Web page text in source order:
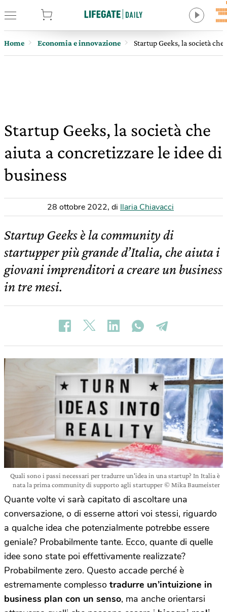
Home Economia e innovazione Startup Geeks, la società
Startup Geeks, la società che
aiuta a concretizzare le idee di
business
28 ottobre 2022, di Ilaria Chiavacci
Startup Geeks è la community di
startupper più grande d’Italia, che aiuta i
giovani imprenditori a creare un business
in tre mesi.
Quali sono i passi necessari per tradurre un'idea in una startup? In Italia è
nata la prima community di supporto agli startupper © Mika Baumeister
Quante volte vi sarà capitato di ascoltare una
conversazione, o di esserne attori voi stessi, riguardo
a qualche idea che potenzialmente potrebbe essere
geniale? Probabilmente tante. Ecco, quante di quelle
idee sono state poi effettivamente realizzate?
Probabilmente zero. Questo accade perché è
estremamente complesso tradurre un’intuizione in
business plan con un senso, ma anche orientarsi